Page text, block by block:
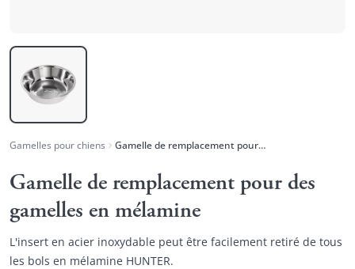
Gamelles pour chiens Gamelle de remplacement pour des gamelles en mélamine
Gamelle de remplacement pour des
gamelles en mélamine
L'insert en acier inoxydable peut être facilement retiré de tous
les bols en mélamine HUNTER.